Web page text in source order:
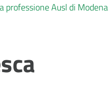
professione Ausl di Modena